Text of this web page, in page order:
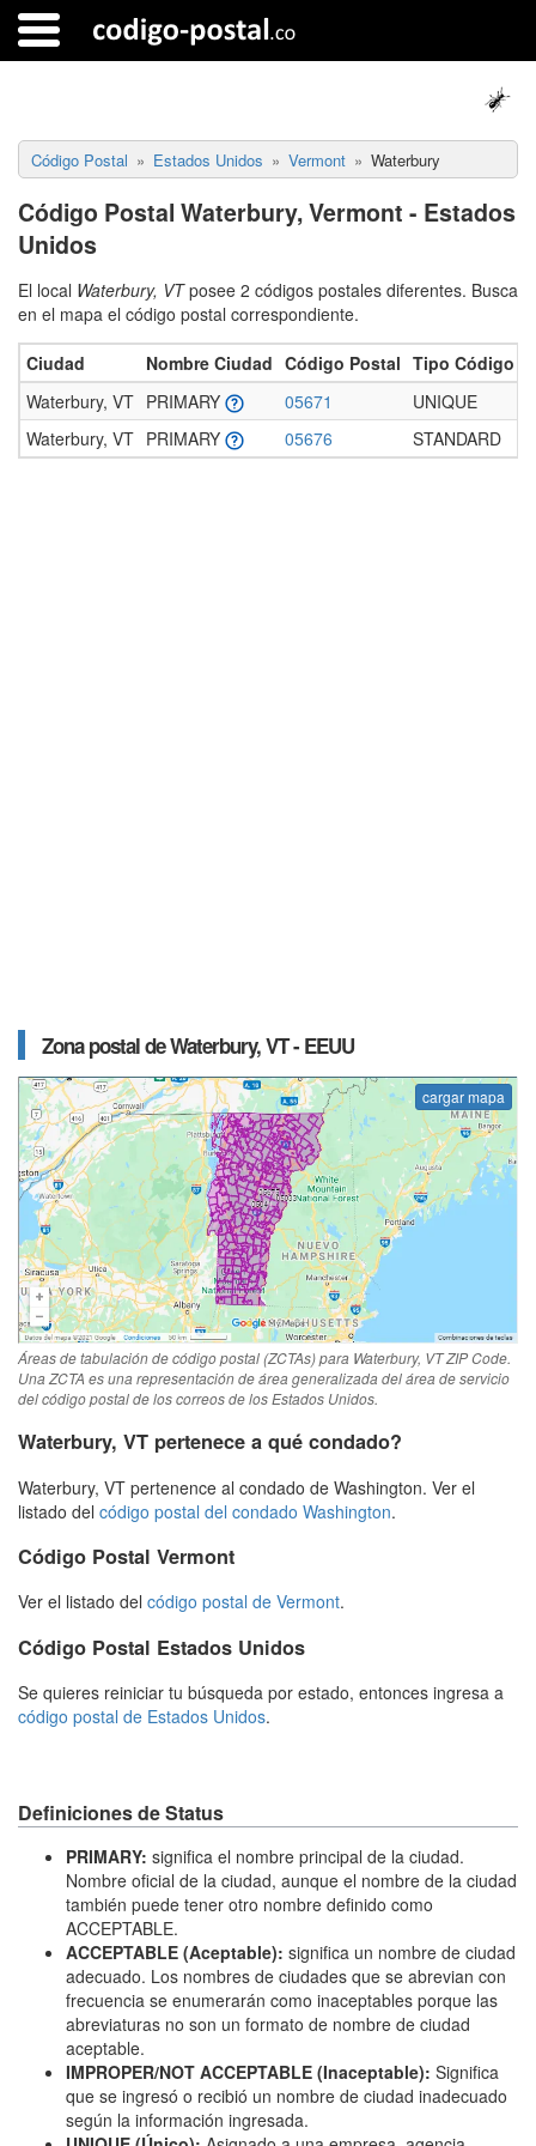
Código Postal Estados Unidos Vermont Waterbury
Código Postal Waterbury, Vermont - Estados
Unidos
El local Waterbury, VTposee 2 códigos postales diferentes. Busca
en el mapa el código postal correspondiente.
Ciudad Nombre Ciudad Código Postal Tipo Código
Waterbury, VT PRIMARY 05671
UNIQUE
Waterbury, VT PRIMARY 05676 STANDARD
Zona postal de Waterbury, VT - EEUU
cargar mapa
Áreas de tabulación de código postal (ZCTAs) para Waterbury, VT ZIP Code.
Una ZCTA es una representación de área generalizada del área de servicio
del código postal de los correos de los Estados Unidos.
Waterbury, VT pertenece a qué condado?
Waterbury, VT pertenence al condado de Washington. Ver el
listado del código postal del condado Washington.
Código Postal Vermont
Ver el listado del código postal de Vermont.
Código Postal Estados Unidos
Se quieres reiniciar tu búsqueda por estado, entonces ingresa a
código postal de Estados Unidos.
Definiciones de Status
PRIMARY: significa el nombre principal de la ciudad.
Nombre oficial de la ciudad, aunque el nombre de la ciudad
también puede tener otro nombre definido como
ACCEPTABLE.
ACCEPTABLE (Aceptable): significa un nombre de ciudad
adecuado. Los nombres de ciudades que se abrevian con
frecuencia se enumerarán como inaceptables porque las
abreviaturas no son un formato de nombre de ciudad
aceptable.
IMPROPER/NOT ACCEPTABLE (Inaceptable): Significa
que se ingresó o recibió un nombre de ciudad inadecuado
según la información ingresada.